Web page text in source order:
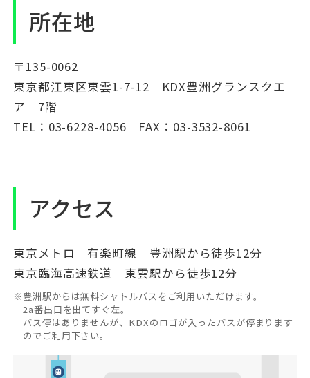
所在地
〒135-0062
東京都江東区東雲1-7-12 KDX豊洲グランスクエ
ア 7階
TEL：03-6228-4056 FAX：03-3532-8061
アクセス
東京メトロ 有楽町線 豊洲駅から徒歩12分
東京臨海高速鉄道 東雲駅から徒歩12分
※ 豊洲駅からは無料シャトルバスをご利用いただけます。
2a番出口を出てすぐ左。
バス停はありませんが、KDXのロゴが入ったバスが停まります
のでご利用下さい。